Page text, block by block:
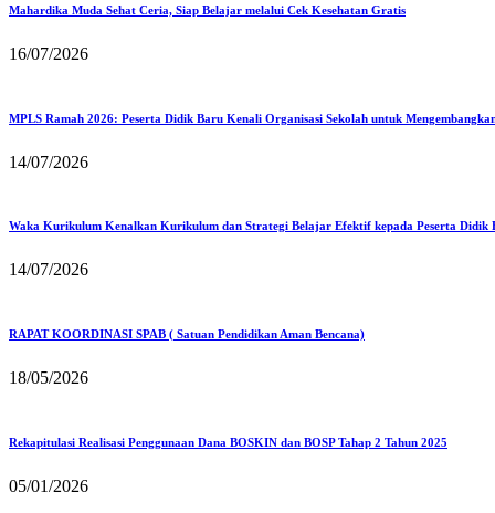
Mahardika Muda Sehat Ceria, Siap Belajar melalui Cek Kesehatan Gratis
16/07/2026
MPLS Ramah 2026: Peserta Didik Baru Kenali Organisasi Sekolah untuk
14/07/2026
Waka Kurikulum Kenalkan Kurikulum dan Strategi Belajar Efektif kepada Peserta Didik
14/07/2026
RAPAT KOORDINASI SPAB ( Satuan Pendidikan Aman Bencana)
18/05/2026
Rekapitulasi Realisasi Penggunaan Dana BOSKIN dan BOSP Tahap 2 Tahun 2025
05/01/2026